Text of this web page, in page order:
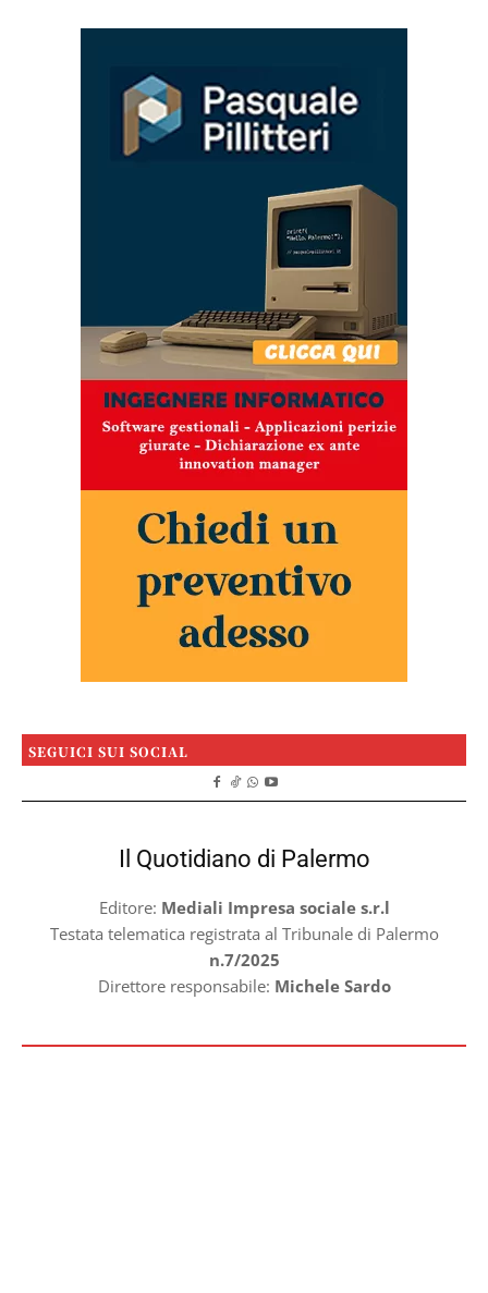
SEGUICI SUI SOCIAL
Il Quotidiano di Palermo
Editore: Mediali Impresa sociale s.r.l
Testata telematica registrata al Tribunale di Palermo
n.7/2025
Direttore responsabile: Michele Sardo